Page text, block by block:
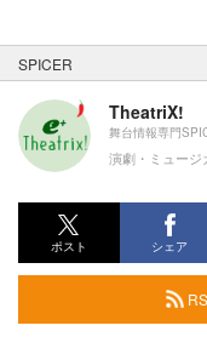
SPICER
TheatriX!
舞台情報専門
演劇・ミュージ
ポスト シェア